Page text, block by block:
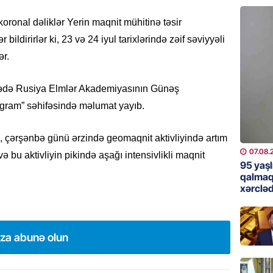
dəliklər Yerin maqnit mühitinə təsir
bildirirlər ki, 23 və 24 iyul tarixlərində zəif səviyyəli
Rusiya Elmlər Akademiyasının Günəş
səhifəsində məlumat yayıb.
çərşənbə günü ərzində geomaqnit aktivliyində artım
bu aktivliyin pikində aşağı intensivlikli maqnit
abunə olun
Çin
MANŞET
“Birgə
95